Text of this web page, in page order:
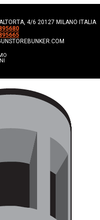
4/6 20127 MILANO ITALIA